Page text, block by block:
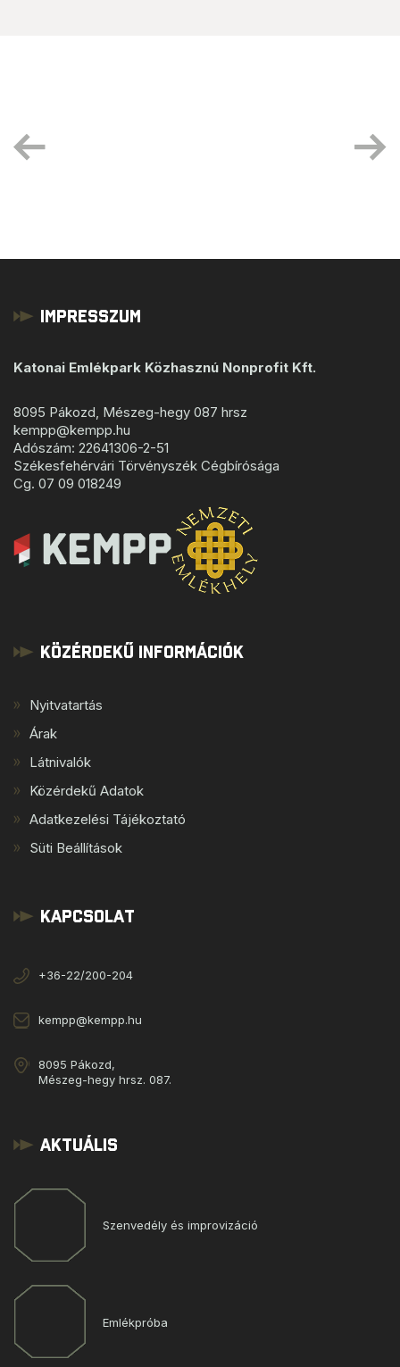
Impresszum
Katonai Emlékpark Közhasznú Nonprofit Kft.
8095 Pákozd, Mészeg-hegy 087 hrsz
kempp@kempp.hu
Adószám: 22641306-2-51
Székesfehérvári Törvényszék Cégbírósága
Cg. 07 09 018249
Közérdekű Információk
Nyitvatartás
Árak
Látnivalók
Közérdekű Adatok
Adatkezelési Tájékoztató
Süti Beállítások
Kapcsolat
+36-22/200-204
kempp@kempp.hu
8095 Pákozd,
Mészeg-hegy hrsz. 087.
Aktuális
Szenvedély és improvizáció
Emlékpróba